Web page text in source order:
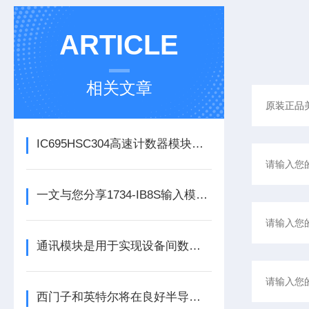
ARTICLE
相关文章
IC695HSC304高速计数器模块为控制系统提供关键反馈
一文与您分享1734-IB8S输入模块的常见故障相应解决方法
通讯模块是用于实现设备间数据传输与通信的集成化硬件组件
西门子和英特尔将在良好半导体制造领域展开合作